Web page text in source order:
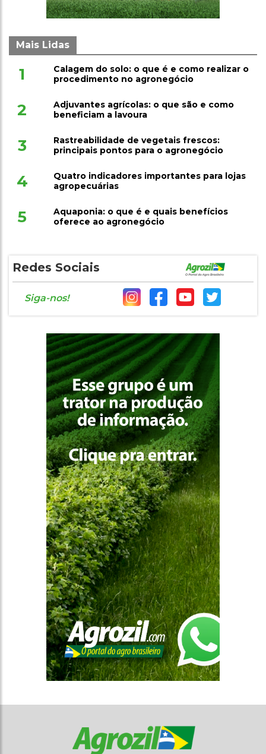
Mais Lidas
1
Calagem do solo: o que é e como realizar o
procedimento no agronegócio
2
Adjuvantes agrícolas: o que são e como
beneficiam a lavoura
3
Rastreabilidade de vegetais frescos:
principais pontos para o agronegócio
4
Quatro indicadores importantes para lojas
agropecuárias
5
Aquaponia: o que é e quais benefícios
oferece ao agronegócio
Redes Sociais
Siga-nos!